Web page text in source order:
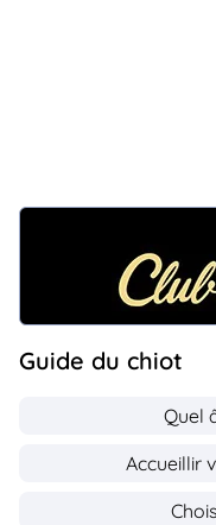
Guide du chiot
Quel
Accueillir